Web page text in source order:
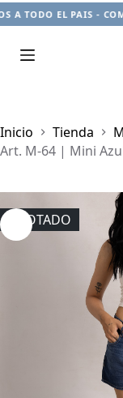
EL PAIS -
Inicio
Tienda
Art. M-64 | Mini
AGOTADO